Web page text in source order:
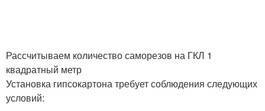
Рассчитываем количество саморезов на ГКЛ 1
квадратный метр
Установка гипсокартона требует соблюдения следующих
условий: